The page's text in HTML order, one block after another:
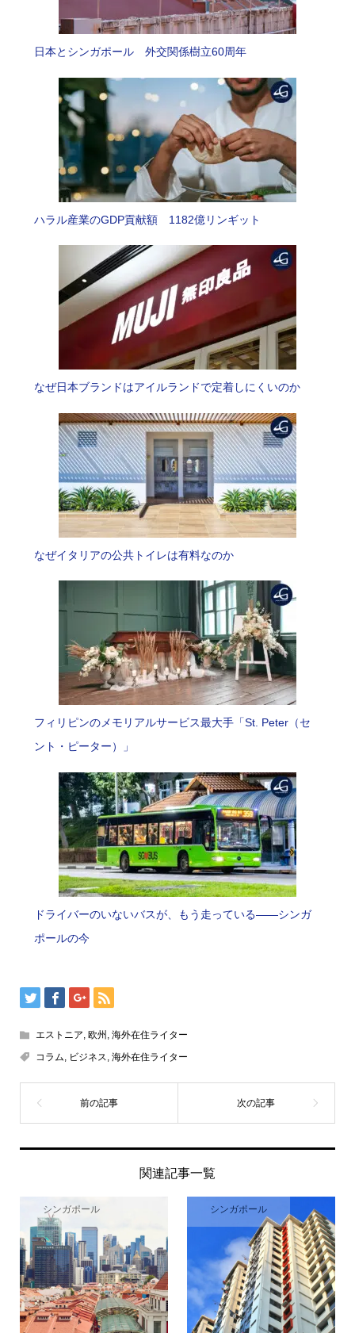
日本とシンガポール 外交関係樹立60周年
ハラル産業のGDP貢献額 1182億リンギット
なぜ日本ブランドはアイルランドで定着しにくいのか
なぜイタリアの公共トイレは有料なのか
フィリピンのメモリアルサービス最大手「St. Peter（セ
ント・ピーター）」
ドライバーのいないバスが、もう走っている――シンガ
ポールの今
エストニア, 欧州 , 海外在住ライター
コラム, ビジネス, 海外在住ライター
関連記事一覧
シンガポール シンガポール